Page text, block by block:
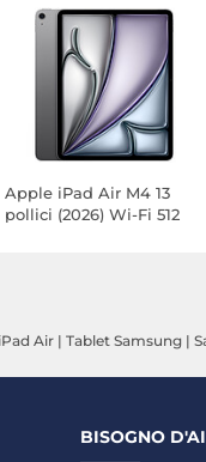
Apple iPad Air M4 13
pollici (2026) Wi-Fi 512
iPad Air | Tablet Samsung |
BISOGNO